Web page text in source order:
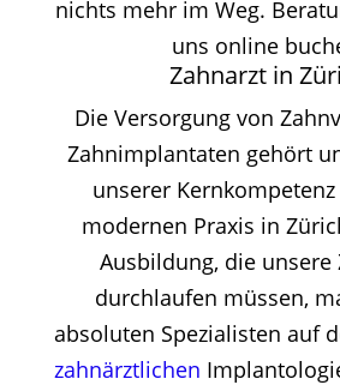
nichts mehr im Weg.
uns online
Zahnarzt in
Die Versorgung von
Zahnimplantaten gehört
unserer
modernen Praxis in
Ausbildung, die unsere
durchlaufen müssen,
absoluten Spezialisten auf
zahnärztlichen